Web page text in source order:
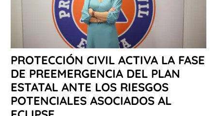
PROTECCIÓN CIVIL ACTIVA LA FASE
DE PREEMERGENCIA DEL PLAN
ESTATAL ANTE LOS RIESGOS
POTENCIALES ASOCIADOS AL